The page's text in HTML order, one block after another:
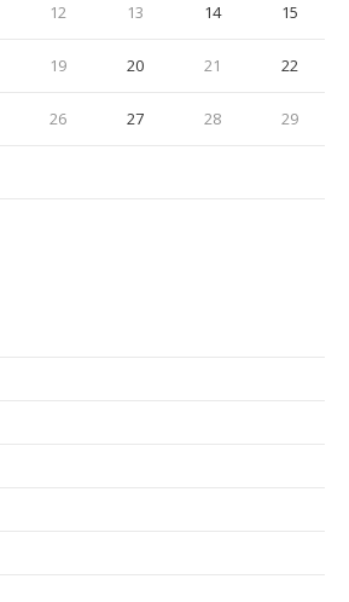
12 13 14 15
19 20 21 22
26 27 28 29